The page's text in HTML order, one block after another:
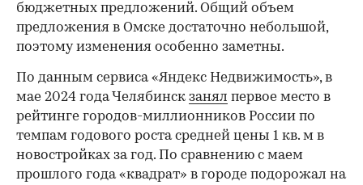
бюджетных предложений. Общий объем
предложения в Омске достаточно небольшой,
поэтому изменения особенно заметны.
По данным сервиса «Яндекс Недвижимость», в
мае 2024 года Челябинск занял первое место в
рейтинге городов-миллионников России по
темпам годового роста средней цены 1 кв. м в
новостройках за год. По сравнению с маем
прошлого года «квадрат» в городе подорожал на